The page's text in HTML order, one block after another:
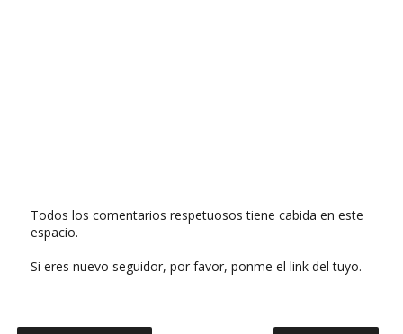
Todos los comentarios respetuosos tiene cabida en este
espacio.
Si eres nuevo seguidor, por favor, ponme el link del tuyo.